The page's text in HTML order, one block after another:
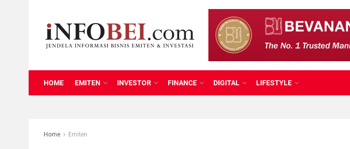
HOME EMITEN INVESTOR FINANCE DIGITAL LIFESTYLE
Home Emiten